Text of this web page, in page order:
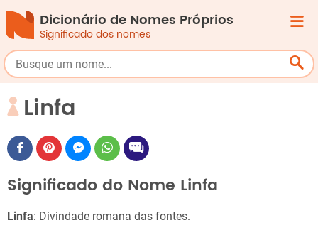
Dicionário de Nomes Próprios
Significado dos nomes
Linfa
Significado do Nome Linfa
Linfa: Divindade romana das fontes.